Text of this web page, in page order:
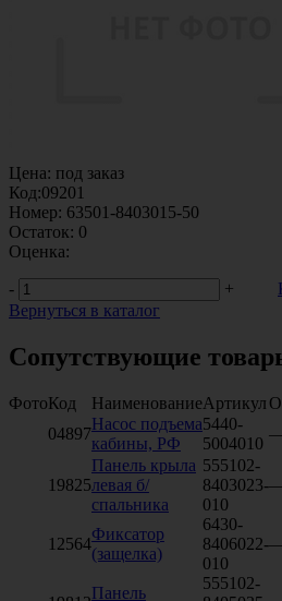
Цена: под заказ
Код:09201
Номер: 63501-8403015-50
Остаток: 0
Оценка:
-
+
Вернуться в каталог
Сопутствующие
ФотоКод НаименованиеАртикул
04897
Насос подъема
кабины, РФ
5440-
5004010
19825
Панель крыла
левая б/
спальника
555102-
8403023-
010
12564
Фиксатор
(защелка)
6430-
8406022-
010
Панель
555102-